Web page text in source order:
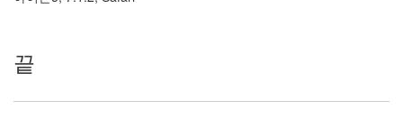
끝
빠
윈